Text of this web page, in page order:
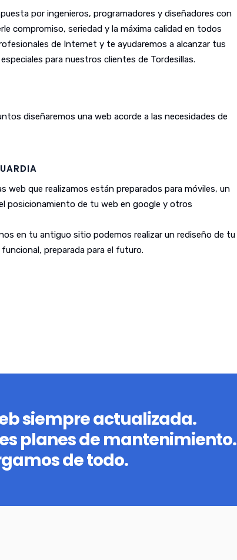
por ingenieros, programadores y diseñadores con
compromiso, seriedad y la máxima calidad en todos
de Internet y te ayudaremos a alcanzar tus
para nuestros clientes de Tordesillas.
diseñaremos una web acorde a las necesidades de
web que realizamos están preparados para móviles, un
posicionamiento de tu web en google y otros
en tu antiguo sitio podemos realizar un rediseño de tu
preparada para el futuro.
siempre actualizada.
planes de mantenimiento.
de todo.